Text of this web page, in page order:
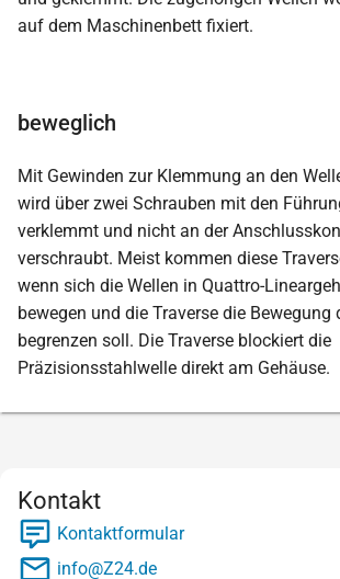
auf dem Maschinenbett fixiert.
beweglich
Mit Gewinden zur Klemmung an den
wird über zwei Schrauben mit den
verklemmt und nicht an der
verschraubt. Meist kommen diese
wenn sich die Wellen in Quattro-
bewegen und die Traverse die Bewegung
begrenzen soll. Die Traverse blockiert die
Präzisionsstahlwelle direkt am Gehäuse.
Kontakt
Kontaktformular
info@Z24.de